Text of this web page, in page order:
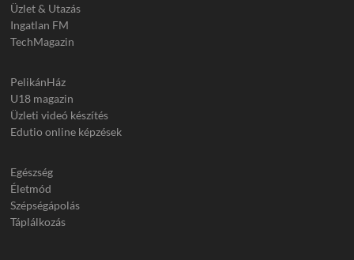
Üzlet & Utazás
Ingatlan FM
TechMagazin
PelikánHáz
U18 magazin
Üzleti videó készítés
Edutio online képzések
Egészség
Életmód
Szépségápolás
Táplálkozás